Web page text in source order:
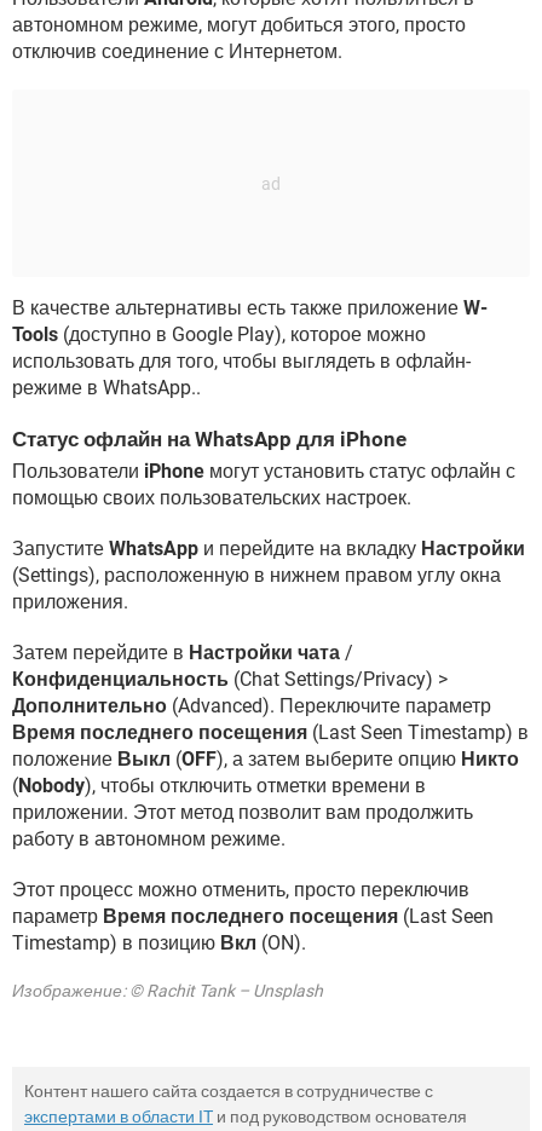
автономном режиме, могут добиться этого, просто
отключив соединение с Интернетом.
В качестве альтернативы есть также приложение W-
Tools (доступно в Google Play), которое можно
использовать для того, чтобы выглядеть в офлайн-
режиме в WhatsApp..
Статус офлайн на WhatsApp для iPhone
Пользователи iPhone могут установить статус офлайн с
помощью своих пользовательских настроек.
Запустите WhatsApp и перейдите на вкладку Настройки
(Settings), расположенную в нижнем правом углу окна
приложения.
Затем перейдите в Настройки чата /
Конфиденциальность (Chat Settings/Privacy) >
Дополнительно (Advanced). Переключите параметр
Время последнего посещения (Last Seen Timestamp) в
положение Выкл (OFF), а затем выберите опцию Никто
(Nobody), чтобы отключить отметки времени в
приложении. Этот метод позволит вам продолжить
работу в автономном режиме.
Этот процесс можно отменить, просто переключив
параметр Время последнего посещения (Last Seen
Timestamp) в позицию Вкл (ON).
Изображение: © Rachit Tank – Unsplash
Контент нашего сайта создается в сотрудничестве с
экспертами в области IT и под руководством основателя